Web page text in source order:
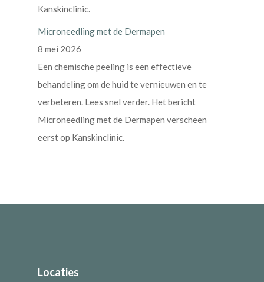
Kanskinclinic.
Microneedling met de Dermapen
8 mei 2026
Een chemische peeling is een effectieve
behandeling om de huid te vernieuwen en te
verbeteren. Lees snel verder. Het bericht
Microneedling met de Dermapen verscheen
eerst op Kanskinclinic.
Locaties